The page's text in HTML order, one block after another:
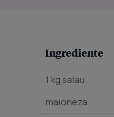
Ingrediente
1 kg salau
maioneza